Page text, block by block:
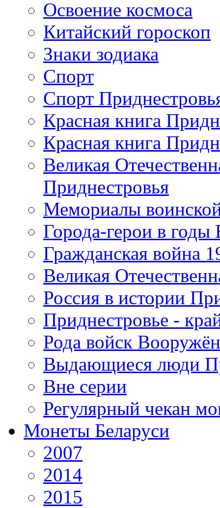
Освоение космоса
Китайский гороскоп
Знаки зодиака
Спорт
Спорт
Красная книга
Красная книга
Великая
Приднестровья
Мемориалы
Города-герои в
Гражданская война
Великая
Россия в истории
Приднестровье -
Рода войск
Выдающиеся люди
Вне серии
Регулярный чекан
Монеты Беларуси
2007
2014
2015